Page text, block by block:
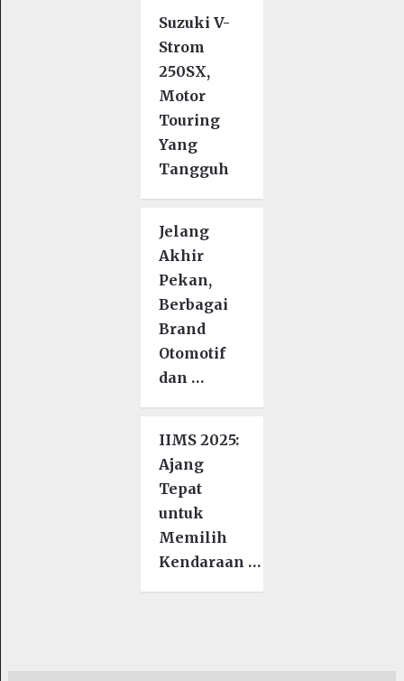
Suzuki V-
Strom
250SX,
Motor
Touring
Yang
Tangguh
Jelang
Akhir
Pekan,
Berbagai
Brand
Otomotif
dan …
IIMS 2025:
Ajang
Tepat
untuk
Memilih
Kendaraan …